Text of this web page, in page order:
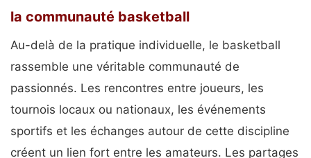
la communauté basketball
Au-delà de la pratique individuelle, le basketball
rassemble une véritable communauté de
passionnés. Les rencontres entre joueurs, les
tournois locaux ou nationaux, les événements
sportifs et les échanges autour de cette discipline
créent un lien fort entre les amateurs. Les partages